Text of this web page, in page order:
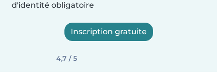
d'identité obligatoire
Inscription gratuite
4,7 / 5